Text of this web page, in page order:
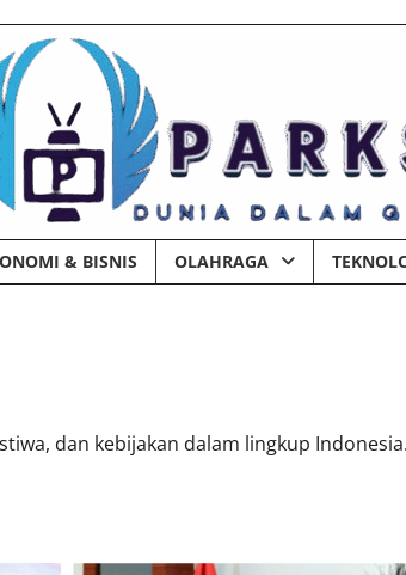
& BISNIS OLAHRAGA
dan kebijakan dalam lingkup Indonesia.